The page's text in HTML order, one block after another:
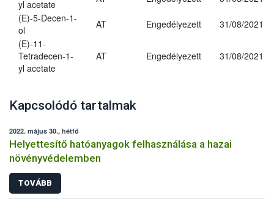
yl acetate
(E)-5-Decen-1-
ol
AT Engedélyezett
31/08/2021
(E)-11-
Tetradecen-1-
yl acetate
AT Engedélyezett 31/08/2021
Kapcsolódó tartalmak
2022. május 30., hétfő
Helyettesítő hatóanyagok felhasználása a hazai
növényvédelemben
TOVÁBB